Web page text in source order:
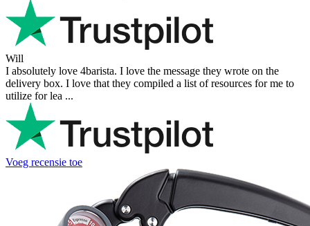
Will
I absolutely love 4barista. I love the message they wrote on the
delivery box. I love that they compiled a list of resources for me to
utilize for lea ...
Voeg recensie toe